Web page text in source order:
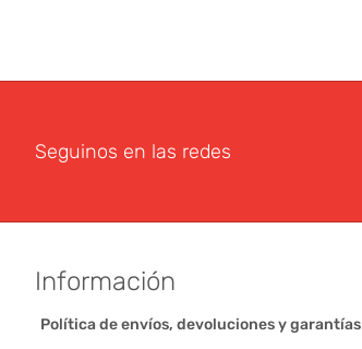
Seguinos en las redes
Información
Política de envíos, devoluciones y garantías